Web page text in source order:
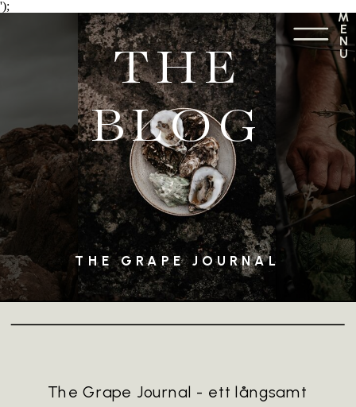
');
M
E
N
U
THE
BLOG
THE GRAPE JOURNAL
The Grape Journal - ett långsamt